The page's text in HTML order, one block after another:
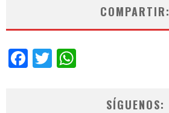
COMPARTIR:
Facebook
Twitter
SÍGUENOS: